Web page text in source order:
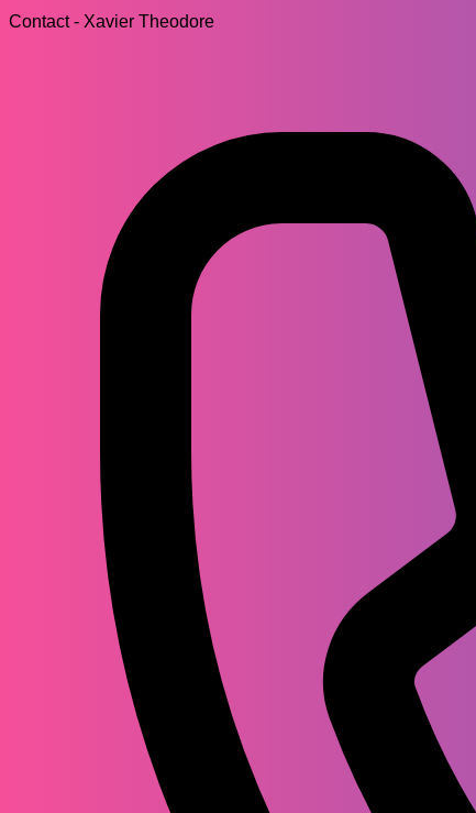
Contact - Xavier Theodore